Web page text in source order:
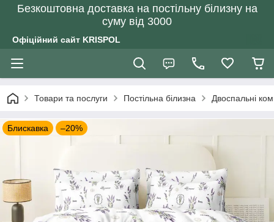
Безкоштовна доставка на постільну білизну на
суму від 3000
Офіційний сайт KRISPOL
Товари та послуги Постільна білизна Двоспальні
Блискавка –20%